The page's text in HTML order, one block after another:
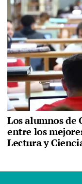
Los alumnos de
entre los
Lectura y